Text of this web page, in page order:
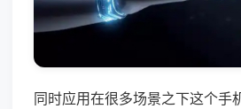
同时应用在很多场景之下这个手